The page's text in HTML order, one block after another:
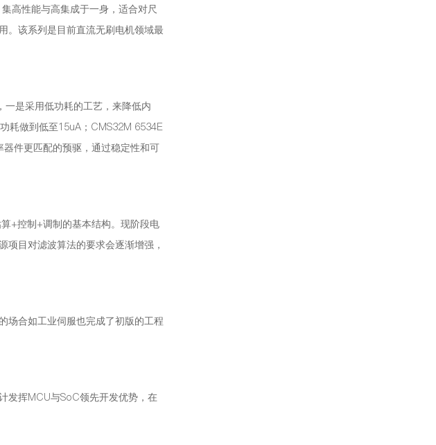
高性能与高集成于一身，适合对尺
。该系列是目前直流无刷电机领域最
是采用低功耗的工艺，来降低内
耗做到低至15uA；CMS32M 6534E
件更匹配的预驱，通过稳定性和可
+控制+调制的基本结构。现阶段电
目对滤波算法的要求会逐渐增强，
场合如工业伺服也完成了初版的工程
发挥MCU与SoC领先开发优势，在